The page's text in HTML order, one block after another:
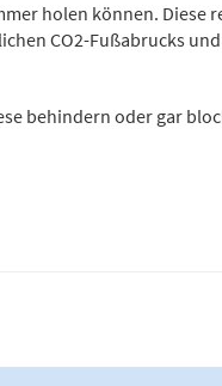
holen können. Diese
CO2-Fußabrucks und
behindern oder gar